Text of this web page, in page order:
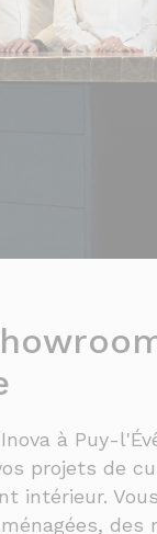
à Puy-
projets de
intérieur.
des